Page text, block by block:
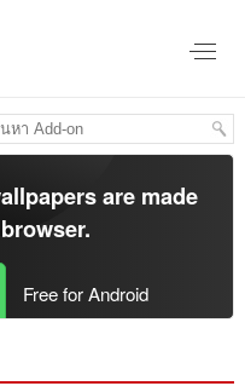
are made
.
Free for Android